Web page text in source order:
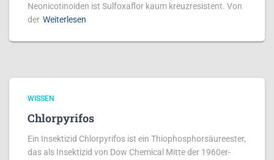
Neonicotinoiden ist Sulfoxaflor kaum kreuzresistent. Von
der Weiterlesen
WISSEN
Chlorpyrifos
Ein Insektizid Chlorpyrifos ist ein Thiophosphorsäureester,
das als Insektizid von Dow Chemical Mitte der 1960er-